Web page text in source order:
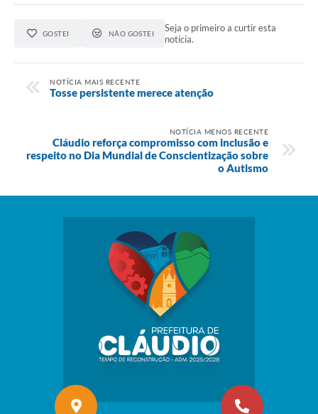
GOSTEI NÃO GOSTEI
Seja o primeiro a curtir esta
notícia.
NOTÍCIA MAIS RECENTE
Tosse persistente merece atenção
NOTÍCIA MENOS RECENTE
Cláudio reforça compromisso com inclusão e
respeito no Dia Mundial de Conscientização sobre
o Autismo